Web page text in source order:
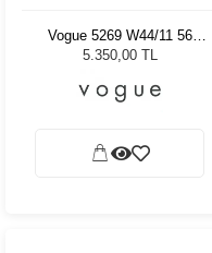
Vogue 5269 W44/11 56
Kadın Güneş Gözlüğü
5.350,00 TL